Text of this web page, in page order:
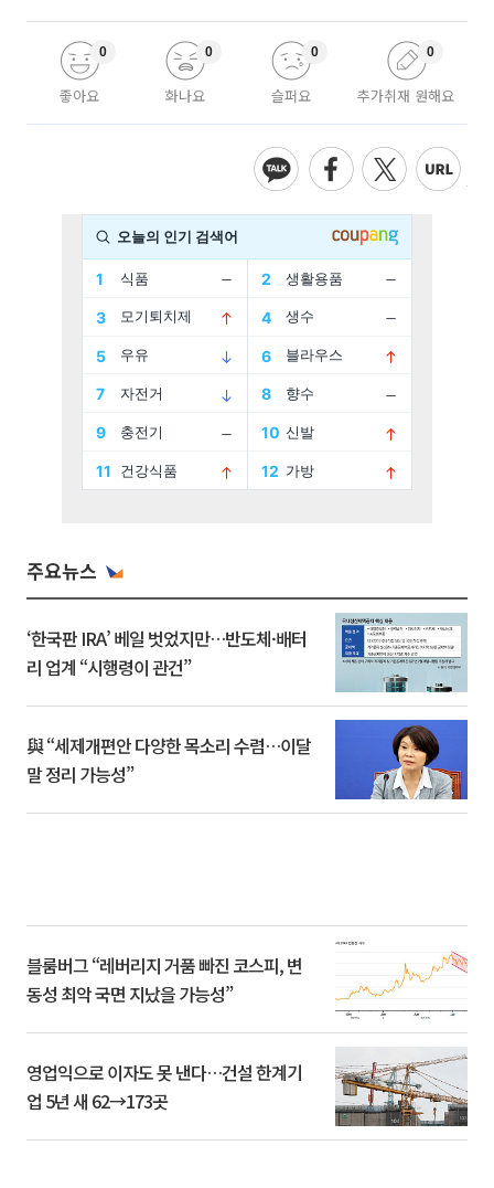
좋아요
0
화나요
0
슬퍼요
0
추가취재 원해요
0
주요뉴스
‘한국판 IRA’ 베일 벗었지만…반도체·배터
리 업계 “시행령이 관건”
與 “세제개편안 다양한 목소리 수렴…이달
말 정리 가능성”
블룸버그 “레버리지 거품 빠진 코스피, 변
동성 최악 국면 지났을 가능성”
영업익으로 이자도 못 낸다…건설 한계기
업 5년 새 62→173곳